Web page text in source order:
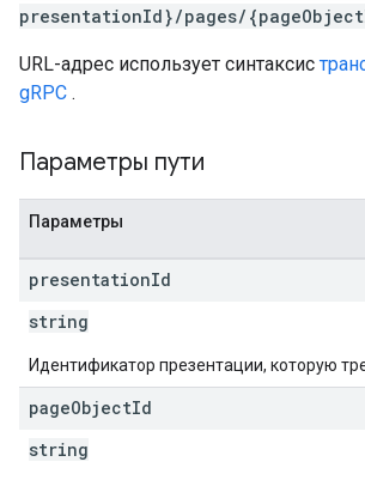
presentationId}/pages/
URL-адрес использует синтаксис
gRPC .
Параметры пути
Параметры
presentationId
string
Идентификатор презентации, которую
pageObjectId
string